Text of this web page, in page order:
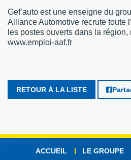
Gef’auto est une enseigne du
Alliance Automotive recrute toute
les postes ouverts dans la
www.emploi-aaf.fr
RETOUR À LA LISTE
ACCUEIL LE GROUPE